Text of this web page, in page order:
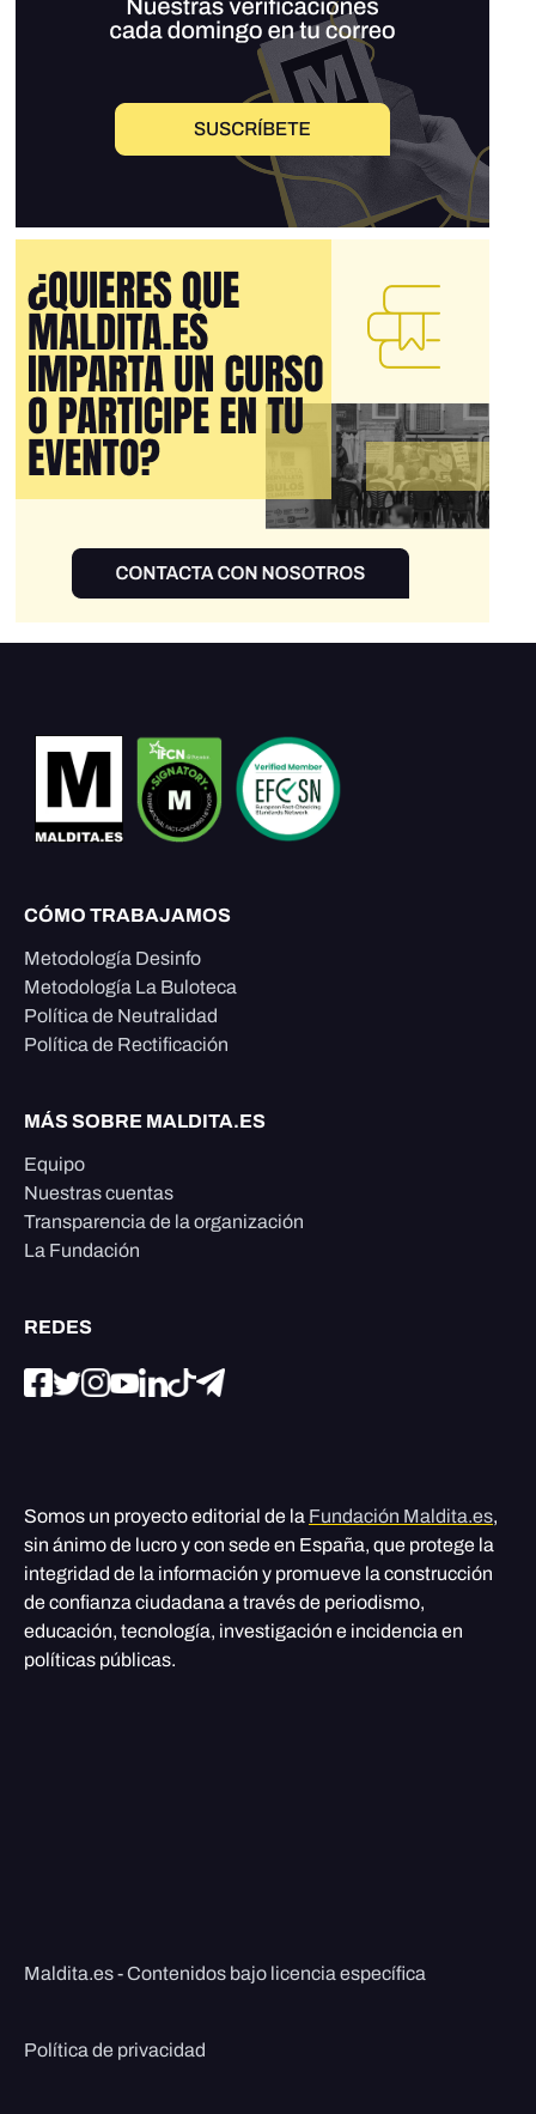
CÓMO TRABAJAMOS
Metodología Desinfo
Metodología La Buloteca
Política de Neutralidad
Política de Rectificación
MÁS SOBRE MALDITA.ES
Equipo
Nuestras cuentas
Transparencia de la organización
La Fundación
REDES
Somos un proyecto editorial de la Fundación Maldita.es,
sin ánimo de lucro y con sede en España, que protege la
integridad de la información y promueve la construcción
de confianza ciudadana a través de periodismo,
educación, tecnología, investigación e incidencia en
políticas públicas.
Maldita.es - Contenidos bajo licencia específica
Política de privacidad